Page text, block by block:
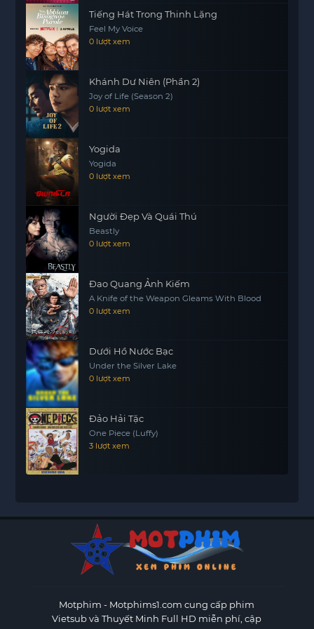
động và đầy suy tư về cuộc sống và con người.
Bằng cách khắc họa những khó khăn và niềm vui
trong hành trình của mình, bộ phim mời gọi khán
giả cùng tham gia vào cuộc hành trình tìm kiếm
sự bình yên và hạnh phúc đích thực.
Tiếng Hát Trong Thinh Lặng
Feel My Voice
0 lượt xem
Khánh Dư Niên (Phần 2)
Joy of Life (Season 2)
0 lượt xem
Yogida
Yogida
0 lượt xem
Người Đẹp Và Quái Thú
Beastly
0 lượt xem
Đao Quang Ảnh Kiếm
A Knife of the Weapon Gleams With Blood
0 lượt xem
Dưới Hồ Nước Bạc
Under the Silver Lake
0 lượt xem
Đảo Hải Tặc
One Piece (Luffy)
3 lượt xem
Motphim - Motphims1.com cung cấp phim
Vietsub và Thuyết Minh Full HD miễn phí, cập